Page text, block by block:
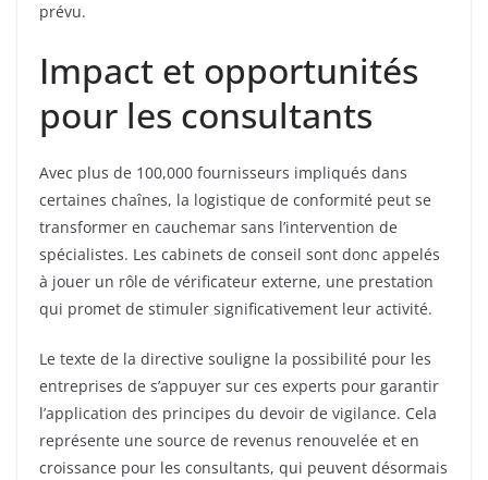
prévu.
Impact et opportunités
pour les consultants
Avec plus de 100,000 fournisseurs impliqués dans
certaines chaînes, la logistique de conformité peut se
transformer en cauchemar sans l’intervention de
spécialistes. Les cabinets de conseil sont donc appelés
à jouer un rôle de vérificateur externe, une prestation
qui promet de stimuler significativement leur activité.
Le texte de la directive souligne la possibilité pour les
entreprises de s’appuyer sur ces experts pour garantir
l’application des principes du devoir de vigilance. Cela
représente une source de revenus renouvelée et en
croissance pour les consultants, qui peuvent désormais